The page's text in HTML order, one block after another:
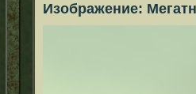
Изображение: